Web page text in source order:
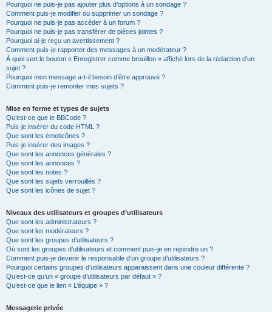
Pourquoi ne puis-je pas ajouter plus d’options à un sondage ?
Comment puis-je modifier ou supprimer un sondage ?
Pourquoi ne puis-je pas accéder à un forum ?
Pourquoi ne puis-je pas transférer de pièces jointes ?
Pourquoi ai-je reçu un avertissement ?
Comment puis-je rapporter des messages à un modérateur ?
À quoi sert le bouton « Enregistrer comme brouillon » affiché lors de la rédaction d’un
sujet ?
Pourquoi mon message a-t-il besoin d’être approuvé ?
Comment puis-je remonter mes sujets ?
Mise en forme et types de sujets
Qu’est-ce que le BBCode ?
Puis-je insérer du code HTML ?
Que sont les émoticônes ?
Puis-je insérer des images ?
Que sont les annonces générales ?
Que sont les annonces ?
Que sont les notes ?
Que sont les sujets verrouillés ?
Que sont les icônes de sujet ?
Niveaux des utilisateurs et groupes d’utilisateurs
Que sont les administrateurs ?
Que sont les modérateurs ?
Que sont les groupes d’utilisateurs ?
Où sont les groupes d’utilisateurs et comment puis-je en rejoindre un ?
Comment puis-je devenir le responsable d’un groupe d’utilisateurs ?
Pourquoi certains groupes d’utilisateurs apparaissent dans une couleur différente ?
Qu’est-ce qu’un « groupe d’utilisateurs par défaut » ?
Qu’est-ce que le lien « L’équipe » ?
Messagerie privée